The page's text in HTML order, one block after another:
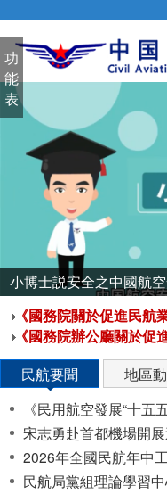
功
能
表
小博士説安全之中國航
《國務院關於促進民航
《國務院辦公廳關於促
民航要聞
地區
《民用航空發展“十五
宋志勇赴首都機場開
2026年全國民航年中
民航局黨組理論學習
口
打
开
无
Alt
加
波
浪
键
盲
模
式